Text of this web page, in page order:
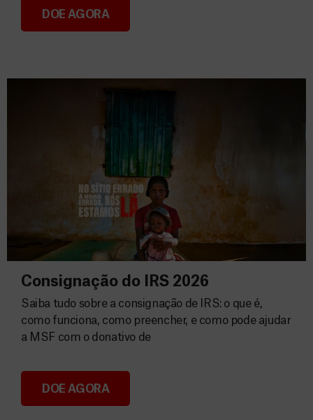
Donativos
DOE AGORA
Consignação do IRS 2026
Consignação do IRS 2026
Saiba tudo sobre a consignação de IRS: o que é,
como funciona, como preencher, e como pode ajudar
a MSF com o donativo de
DOE AGORA